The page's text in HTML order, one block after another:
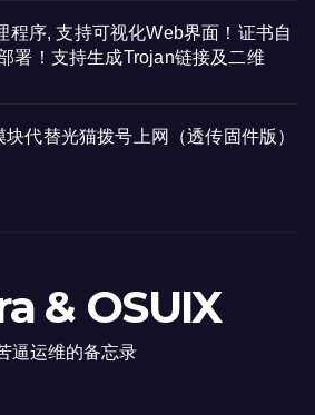
程序, 支持可视化Web界面！证书自
署！支持生成Trojan链接及二维
代替光猫拨号上网（透传固件版）
& OSUIX
逼运维的备忘录